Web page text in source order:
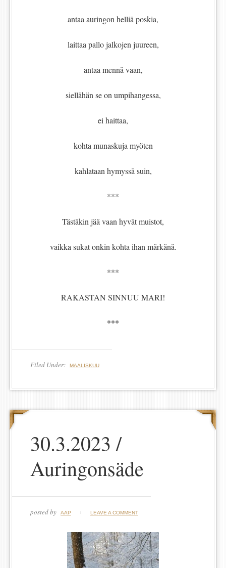
antaa auringon helliä poskia,
laittaa pallo jalkojen juureen,
antaa mennä vaan,
siellähän se on umpihangessa,
ei haittaa,
kohta munaskuja myöten
kahlataan hymyssä suin,
***
Tästäkin jää vaan hyvät muistot,
vaikka sukat onkin kohta ihan märkänä.
***
RAKASTAN SINNUU MARI!
***
Filed Under: MAALISKUU
30.3.2023 /
Auringonsäde
posted by AAP LEAVE A COMMENT